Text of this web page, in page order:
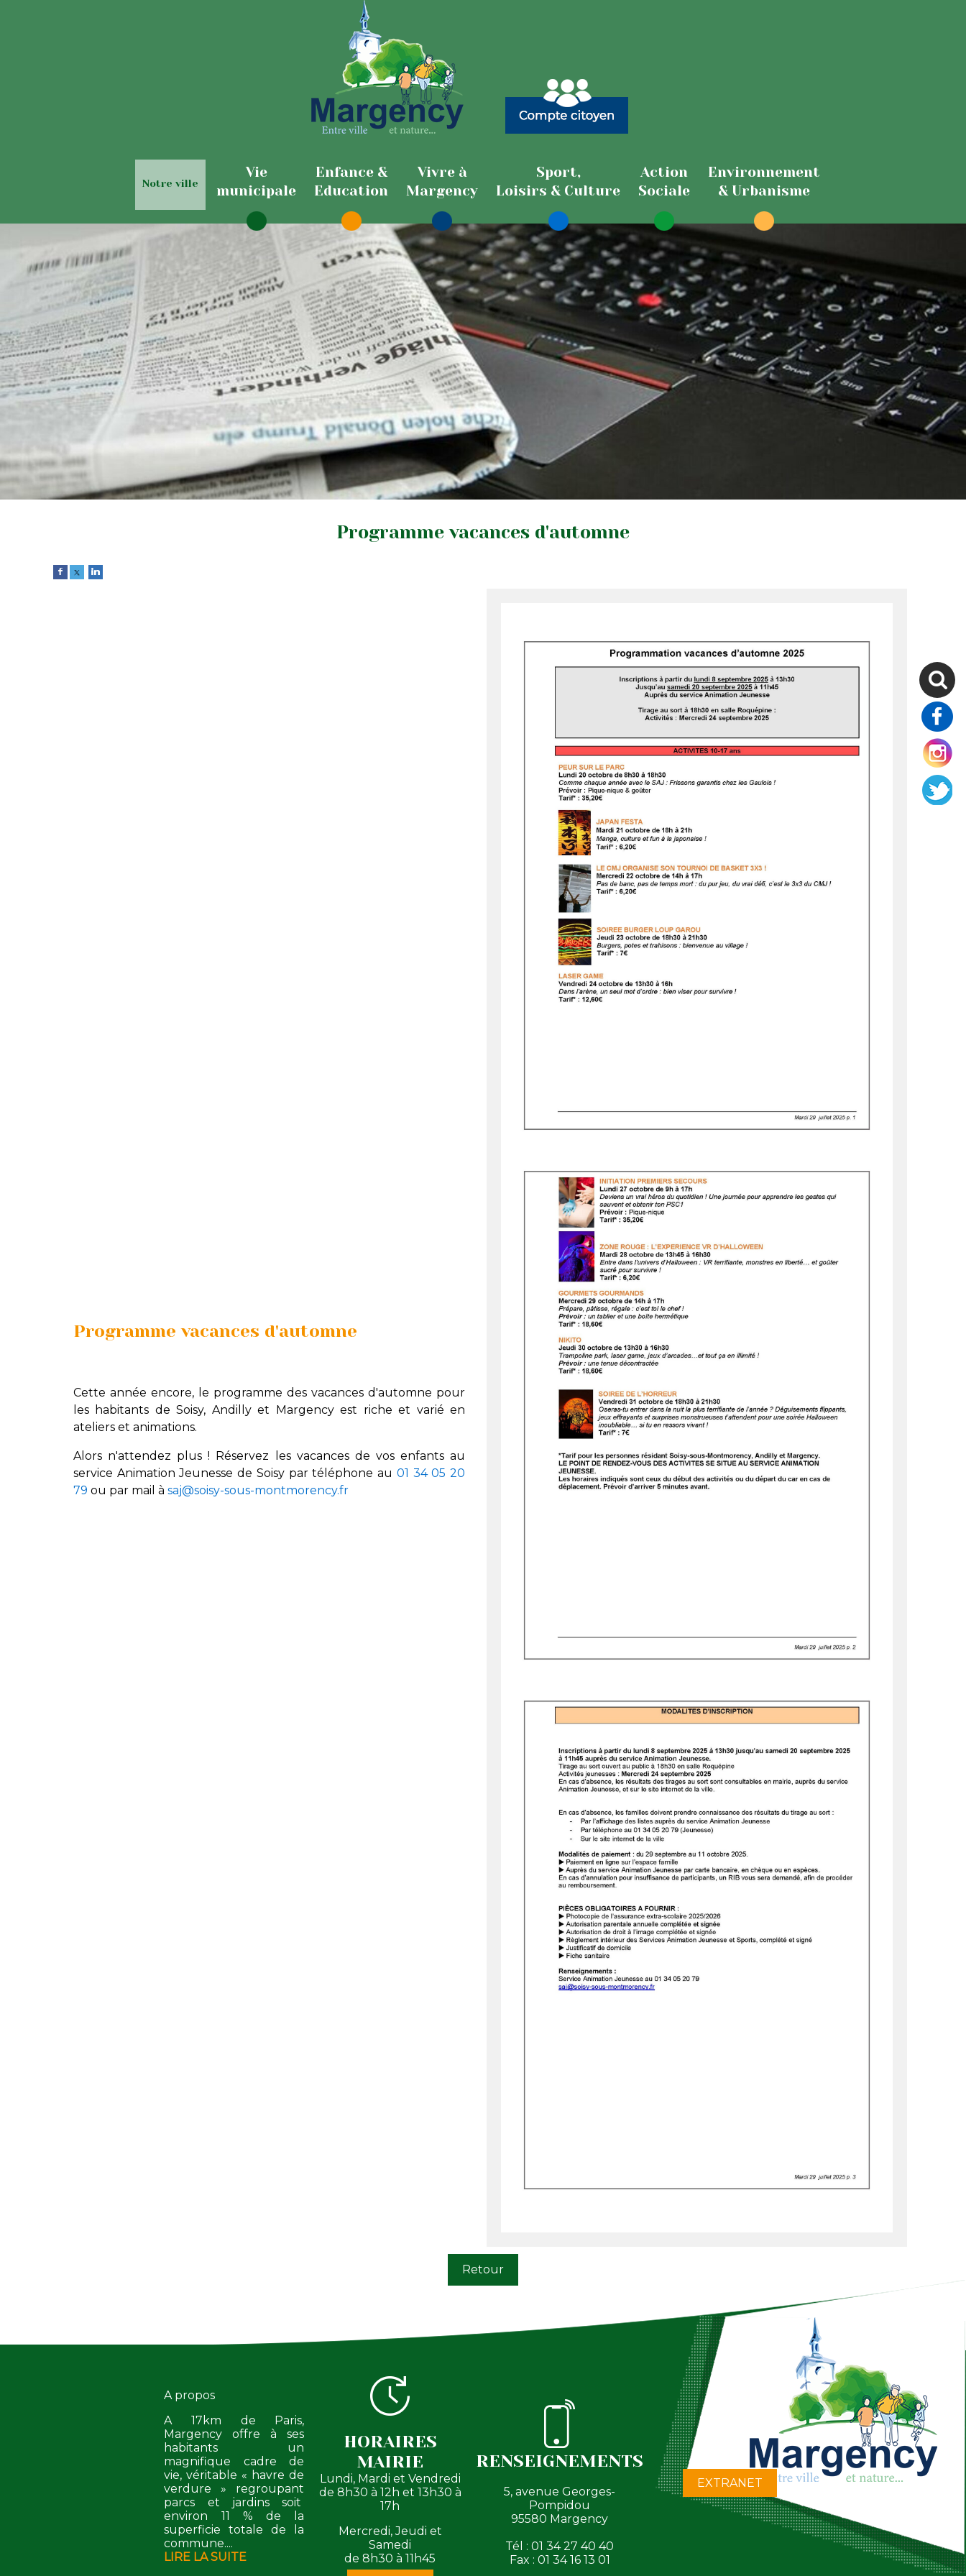
Notre ville
Vie
municipale
Enfance &
Education
Vivre à
Margency
Sport,
Loisirs & Culture
Action
Sociale
Environnement
& Urbanisme
Programme vacances d'automne
Programme vacances d'automne
Cette année encore, le programme des vacances d'automne pour
les habitants de Soisy, Andilly et Margency est riche et varié en
ateliers et animations.
Alors n'attendez plus ! Réservez les vacances de vos enfants au
service Animation Jeunesse de Soisy par téléphone au 01 34 05 20
79 ou par mail à saj@soisy-sous-montmorency.fr
Retour
A propos
A 17km de Paris,
Margency offre à ses
habitants un
magnifique cadre de
vie, véritable « havre de
verdure » regroupant
parcs et jardins soit
environ 11 % de la
superficie totale de la
commune....
LIRE LA SUITE
HORAIRES
MAIRIE
Lundi, Mardi et Vendredi
de 8h30 à 12h et 13h30 à
17h
Mercredi, Jeudi et
Samedi
de 8h30 à 11h45
RENSEIGNEMENTS
5, avenue Georges-
Pompidou
95580 Margency
Tél : 01 34 27 40 40
Fax : 01 34 16 13 01
EXTRANET